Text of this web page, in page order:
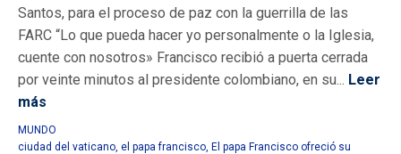
Santos, para el proceso de paz con la guerrilla de las
FARC “Lo que pueda hacer yo personalmente o la Iglesia,
cuente con nosotros» Francisco recibió a puerta cerrada
por veinte minutos al presidente colombiano, en su... Leer
más
MUNDO
ciudad del vaticano el papa francisco El papa Francisco ofreció su